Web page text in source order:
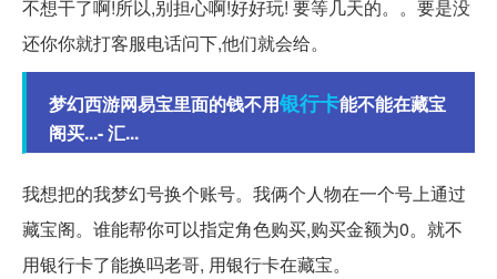
不想干了啊!所以,别担心啊!好好玩! 要等几天的。。要是没
还你你就打客服电话问下,他们就会给。
梦幻西游网易宝里面的钱不用银行卡能不能在藏宝
阁买...- 汇...
我想把的我梦幻号换个账号。我俩个人物在一个号上通过
藏宝阁。谁能帮你可以指定角色购买,购买金额为0。就不
用银行卡了能换吗老哥, 用银行卡在藏宝。